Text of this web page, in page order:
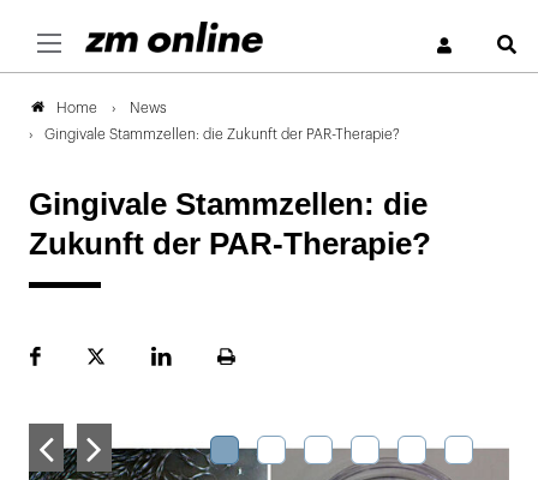
Home
News
Gingivale Stammzellen: die Zukunft der PAR-Therapie?
Gingivale Stammzellen: die
Zukunft der PAR-Therapie?
FacebookPlattformLinekdInSeite